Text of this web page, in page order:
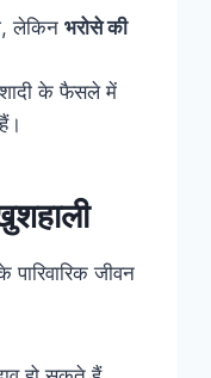
लेकिन भरोसे की
शादी के फैसले में
जीवन